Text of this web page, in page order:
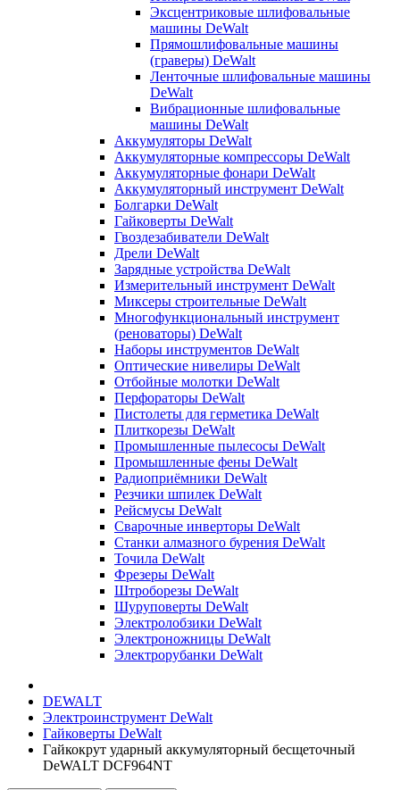
Эксцентриковые шлифовальные
машины DeWalt
Прямошлифовальные машины
(граверы) DeWalt
Ленточные шлифовальные машины
DeWalt
Вибрационные шлифовальные
машины DeWalt
Аккумуляторы DeWalt
Аккумуляторные компрессоры DeWalt
Аккумуляторные фонари DeWalt
Аккумуляторный инструмент DeWalt
Болгарки DeWalt
Гайковерты DeWalt
Гвоздезабиватели DeWalt
Дрели DeWalt
Зарядные устройства DeWalt
Измерительный инструмент DeWalt
Миксеры строительные DeWalt
Многофункциональный инструмент
(реноваторы) DeWalt
Наборы инструментов DeWalt
Оптические нивелиры DeWalt
Отбойные молотки DeWalt
Перфораторы DeWalt
Пистолеты для герметика DeWalt
Плиткорезы DeWalt
Промышленные пылесосы DeWalt
Промышленные фены DeWalt
Радиоприёмники DeWalt
Резчики шпилек DeWalt
Рейсмусы DeWalt
Сварочные инверторы DeWalt
Станки алмазного бурения DeWalt
Точила DeWalt
Фрезеры DeWalt
Штроборезы DeWalt
Шуруповерты DeWalt
Электролобзики DeWalt
Электроножницы DeWalt
Электрорубанки DeWalt
DEWALT
Электроинструмент DeWalt
Гайковерты DeWalt
Гайкокрут ударный аккумуляторный бесщеточный
DeWALT DCF964NT